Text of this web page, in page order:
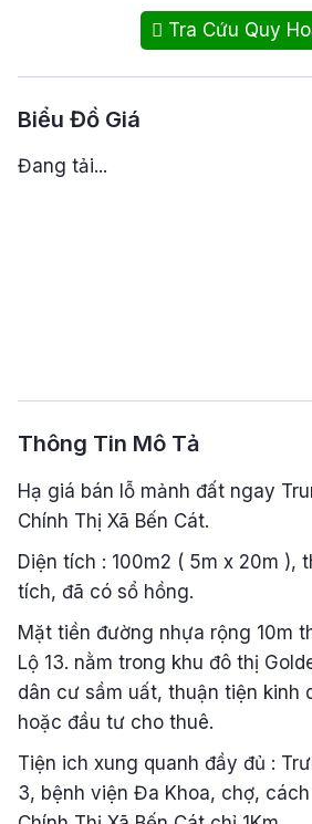
Tra Cứu Quy
Biểu Đồ Giá
Đang tải...
Thông Tin Mô Tả
Hạ giá bán lỗ mảnh đất ngay
Chính Thị Xã Bến Cát.
Diện tích : 100m2 ( 5m x 20m ),
tích, đã có sổ hồng.
Mặt tiền đường nhựa rộng 10m
Lộ 13. nằm trong khu đô thị
dân cư sầm uất, thuận tiện kinh
hoặc đầu tư cho thuê.
Tiện ich xung quanh đầy đủ :
3, bệnh viện Đa Khoa, chợ,